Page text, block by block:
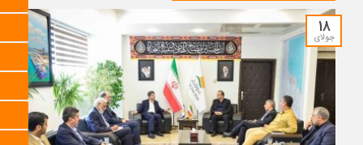
18
جولای